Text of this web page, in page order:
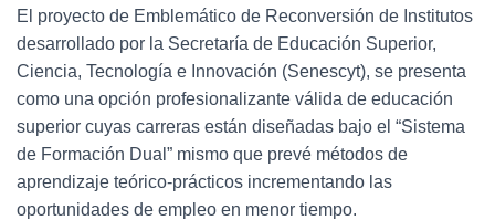
El proyecto de Emblemático de Reconversión de Institutos
desarrollado por la Secretaría de Educación Superior,
Ciencia, Tecnología e Innovación (Senescyt), se presenta
como una opción profesionalizante válida de educación
superior cuyas carreras están diseñadas bajo el “Sistema
de Formación Dual” mismo que prevé métodos de
aprendizaje teórico-prácticos incrementando las
oportunidades de empleo en menor tiempo.